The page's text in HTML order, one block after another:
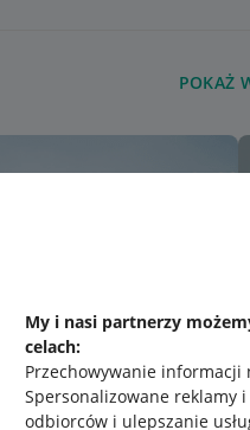
My i nasi partnerzy
celach:
Przechowywanie
Spersonalizowane reklamy
odbiorców i ulepszanie
POKAŻ